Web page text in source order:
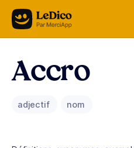
Aller au contenu
Accro
adjectif nom